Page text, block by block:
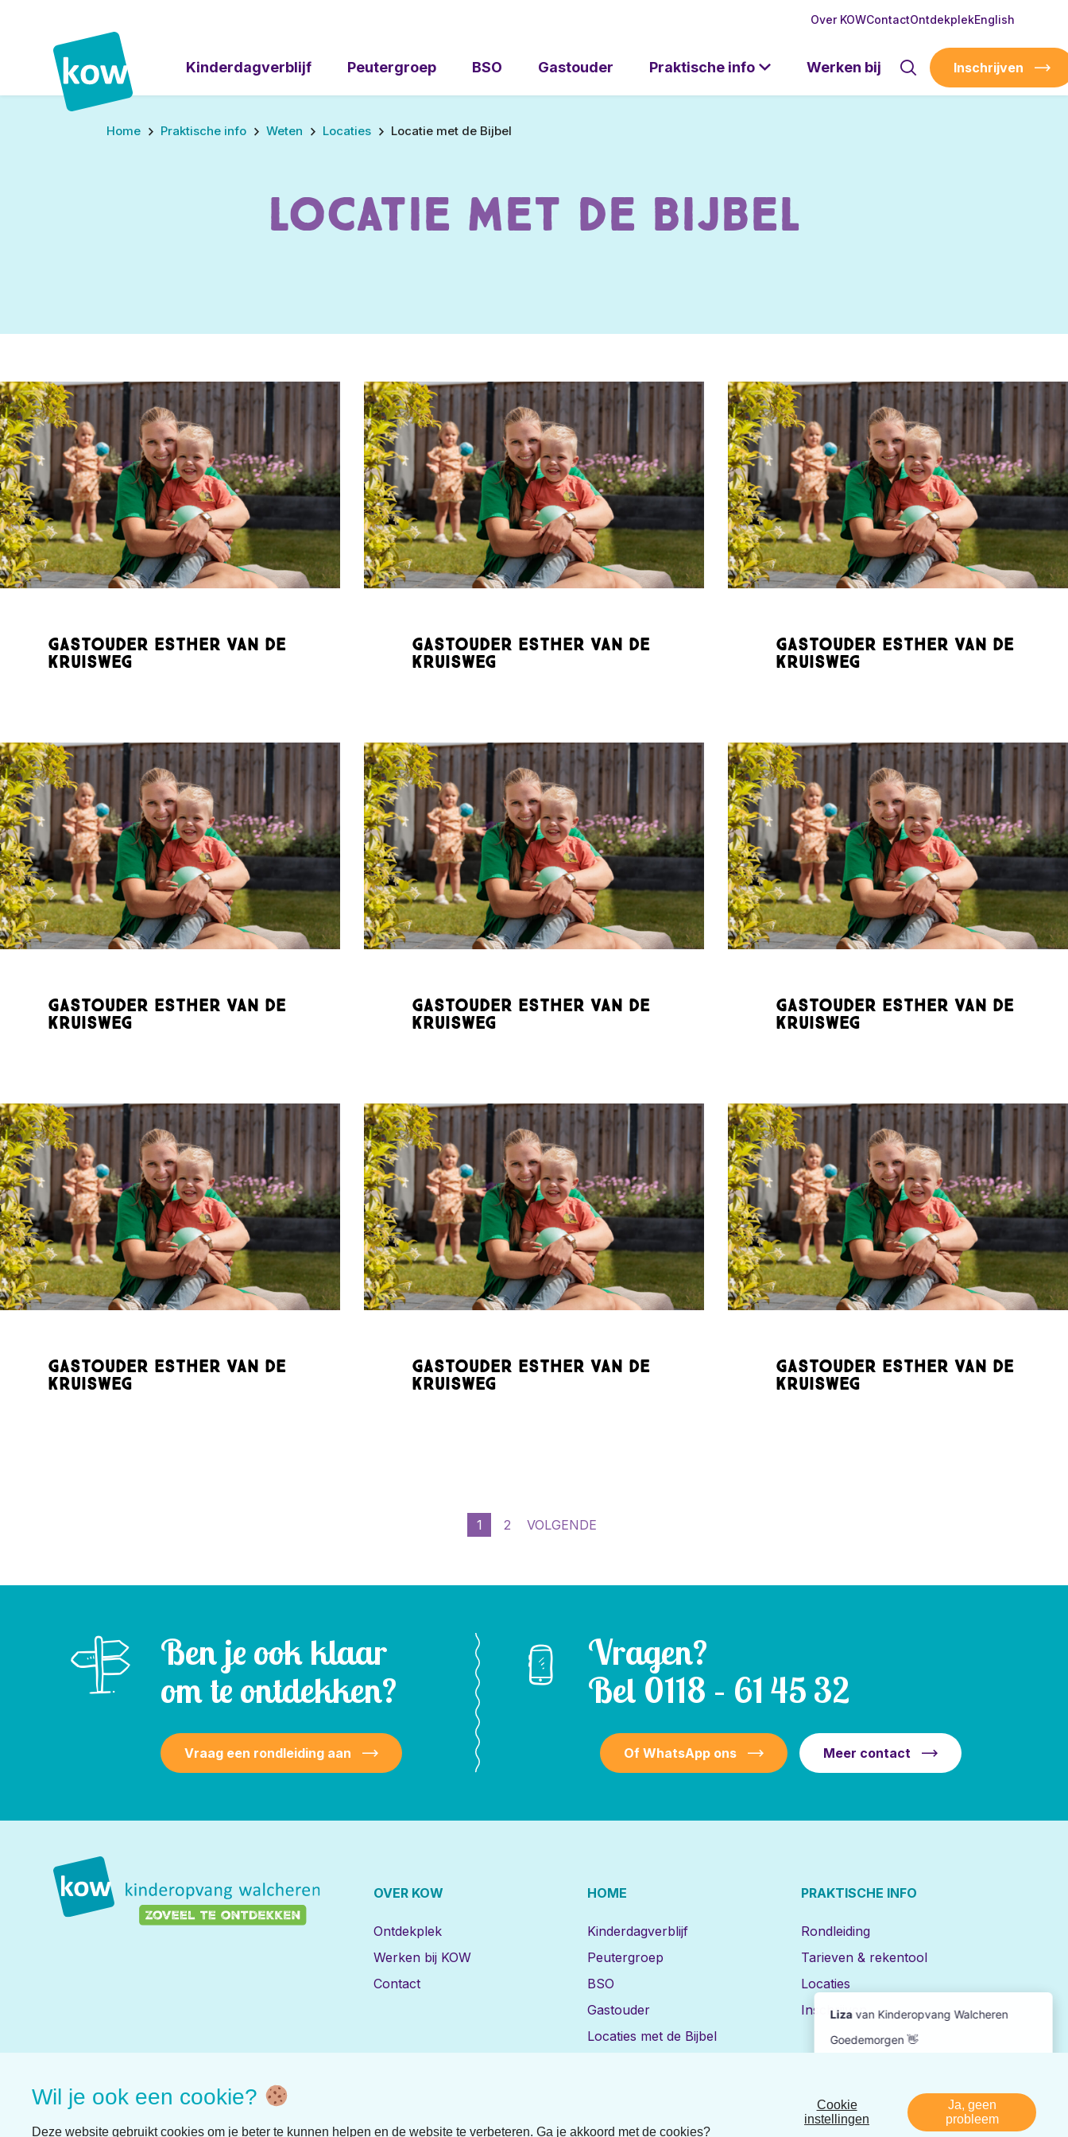
Over KOWContactOntdekplekEnglish
Kinderdagverblijf Peutergroep BSO Gastouder Praktische info Werken bij Inschrijven
Home Praktische info Weten Locaties Locatie met de Bijbel
Locatie met de Bijbel
Gastouder Esther van de
Kruisweg
Gastouder Esther van de
Kruisweg
Gastouder Esther van de
Kruisweg
Gastouder Esther van de
Kruisweg
Gastouder Esther van de
Kruisweg
Gastouder Esther van de
Kruisweg
Gastouder Esther van de
Kruisweg
Gastouder Esther van de
Kruisweg
Gastouder Esther van de
Kruisweg
1 2 VOLGENDE
Ben je ook klaar
om te ontdekken?
Vraag een rondleiding aan
Vragen?
Bel 0118 – 61 45 32
Of WhatsApp ons Meer contact
OVER KOW
Ontdekplek
Werken bij KOW
Contact
HOME
Kinderdagverblijf
Peutergroep
BSO
Gastouder
Locaties met de Bijbel
PRAKTISCHE INFO
Rondleiding
Tarieven & rekentool
Locaties
Inschrijven
Disclaimer Privacy Realisatie:Nedbase
Wil je ook een cookie?
Deze website gebruikt cookies om je beter te kunnen helpen en de website te verbeteren. Ga je akkoord met de cookies?
Cookie
instellingen
Ja, geen
probleem